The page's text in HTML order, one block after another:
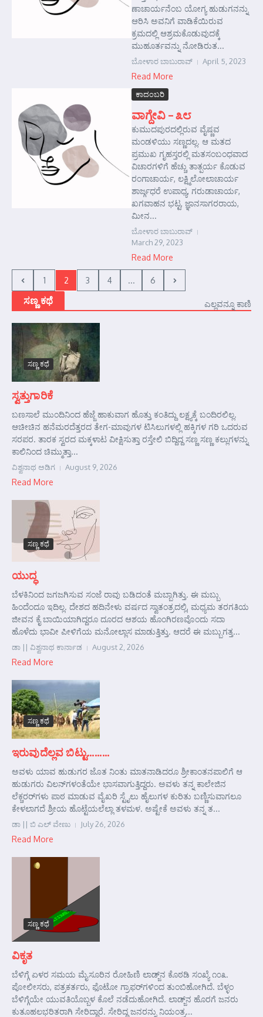
ಣಾಚಾರ್ಯನೆಂಬ ಯೋಗ್ಯ ಹುಡುಗನನ್ನು
ಆರಿಸಿ ಅವನಿಗೆ ವಾಡಿಕೆಯಿರುವ
ಕ್ರಮದಲ್ಲಿ ಆಶ್ರಮಕೊಡುವುದಕ್ಕೆ
ಮುಹೂರ್ತವನ್ನು ನೋಡಿರುತ...
ಬೋಳಾರ ಬಾಬುರಾವ್ April 5, 2023
Read More
ಕಾದಂಬರಿ
ವಾಗ್ದೇವಿ – ೩೮
ಕುಮುದಪುರದಲ್ಲಿರುವ ವೈಷ್ಣವ
ಮಂಡಳಿಯು ಸಣ್ಣದಲ್ಲ. ಆ ಮತದ
ಪ್ರಮುಖ ಗೃಹಸ್ತರಲ್ಲಿ ಮತಸಂಬಂಧವಾದ
ವಿಚಾರಗಳಿಗೆ ಹೆಚ್ಚು ತಾತ್ಪರ್ಯ ಕೊಡುವ
ರಂಗಾಚಾರ್ಯ, ಲಕ್ಷ್ಮಿಲೋಲಾಚಾರ್ಯ
ಶಾರ್ಜ್ಗಧರೆ ಉಪಾಧ್ಯ, ಗರುಡಾಚಾರ್ಯ,
ಖಗವಾಹನ ಭಟ್ಟ, ಜ್ಞಾನಸಾಗರರಾಯ,
ಮೀನ...
ಬೋಳಾರ ಬಾಬುರಾವ್
March 29, 2023
Read More
1 2 3 4 ... 6
ಸಣ್ಣ ಕಥೆ ಎಲ್ಲವನ್ನೂ ಕಾಣಿ
ಸಣ್ಣ ಕಥೆ
ಸ್ವತ್ತುಗಾರಿಕೆ
ಬಣಸಾಲೆ ಮುಂದಿನಿಂದ ಹೆಜ್ಜೆ ಹಾಕುವಾಗ ಹೊತ್ತು ಕಂತಿದ್ದು ಲಕ್ಷ್ಯಕ್ಕೆ ಬಂದಿರಲಿಲ್ಲ.
ಆಚೀಚಿನ ಹನೆಮರದೆತ್ತರದ ತೇಗ-ಮಾವುಗಳ ಟಿಸಿಲುಗಳಲ್ಲಿ ಹಕ್ಕಿಗಳ ಗರಿ ಒದರುವ
ಸರಪರ. ತಾರಕ ಸ್ವರದ ಮಕ್ಕಳಾಟ ವೀಕ್ಷಿಸುತ್ತಾ ರಸ್ತೇಲಿ ಬಿದ್ದಿದ್ದ ಸಣ್ಣ ಸಣ್ಣ ಕಲ್ಲುಗಳನ್ನು
ಕಾಲಿನಿಂದ ಚಿಮ್ಮುತ್ತಾ...
ವಿಶ್ವನಾಥ ಅಡಿಗ August 9, 2026
Read More
ಸಣ್ಣ ಕಥೆ
ಯುದ್ಧ
ಬೆಳಕಿನಿಂದ ಜಗಜಗಿಸುವ ಸಂಜೆ ರಾವು ಬಡಿದಂತೆ ಮಬ್ಬಾಗಿತ್ತು. ಈ ಮಬ್ಬು
ಹಿಂದೆಂದೂ ಇದಿಲ್ಲ. ದೇಶದ ಹದಿನೇಳು ವರ್ಷದ ಸ್ವಾತಂತ್ರದಲ್ಲಿ, ಮಧ್ಯಮ ತರಗತಿಯ
ಜೀವನ ಕೈ ಬಾಯಿಯಾಗಿದ್ದರೂ ದೂರದ ಆಶಯ ಹೊಂಗಿರಣವೊಂದು ಸದಾ
ಹೊಳೆದು ಭಾವೀ ಪೀಳಿಗೆಯ ಮನೋಲ್ಲಾಸ ಮಾಡುತ್ತಿತ್ತು. ಆದರೆ ಈ ಮಬ್ಬುಗತ್ತ...
ಡಾ || ವಿಶ್ವನಾಥ ಕಾರ್ನಾಡ August 2, 2026
Read More
ಸಣ್ಣ ಕಥೆ
ಇರುವುದೆಲ್ಲವ ಬಿಟ್ಟು………
ಅವಳು ಯಾವ ಹುಡುಗರ ಜೊತ ನಿಂತು ಮಾತನಾಡಿದರೂ ಶ್ರೀಕಾಂತನಪಾಲಿಗೆ ಆ
ಹುಡುಗರು ವಿಲನ್‌ಗಳಂತೆಯೇ ಭಾಸವಾಗುತ್ತಿದ್ದರು. ಅವಳು ತನ್ನ ಕಾಲೇಜಿನ
ಲೆಕ್ಚರರ್‌ಗಳು ಪಾಠ ಮಾಡುವ ವೈಖರಿ ಸ್ಟೈಲು ಹೈಲುಗಳ ಕುರಿತು ಬಣ್ಣಿಸುವಾಗಲೂ
ಕೇಳಲಾಗದೆ ಶ್ರೀಯ ಹೊಟ್ಟೆಯಲೆಲ್ಲಾ ತಳಮಳ. ಅಷ್ಟೇಕೆ ಅವಳು ತನ್ನ ತ...
ಡಾ || ಬಿ ಎಲ್ ವೇಣು July 26, 2026
Read More
ಸಣ್ಣ ಕಥೆ
ವಿಕೃತ
ಬೆಳಿಗ್ಗೆ ಏಳರ ಸಮಯ ಮೈಸೂರಿನ ರೋಹಿಣಿ ಲಾಡ್ಜ್‌ನ ಕೊಠಡಿ ಸಂಖ್ಯೆ ೧೦೩.
ಪೋಲೀಸರು, ಪತ್ರಕರ್ತರು, ಫೊಟೋ ಗ್ರಾಫರ್‌ಗಳಿಂದ ತುಂಬಿಹೋಗಿದೆ. ಬೆಳ್ಳಂ
ಬೆಳಿಗ್ಗೆಯೇ ಯುವತಿಯೊಬ್ಬಳ ಕೊಲೆ ನಡೆದುಹೋಗಿದೆ. ಲಾಡ್ಜ್‌ನ ಹೊರಗೆ ಜನರು
ಕುತೂಹಲಭರಿತರಾಗಿ ಸೇರಿದ್ದಾರೆ. ಸೇರಿದ್ದ ಜನರನ್ನು ನಿಯಂತ್ರ...